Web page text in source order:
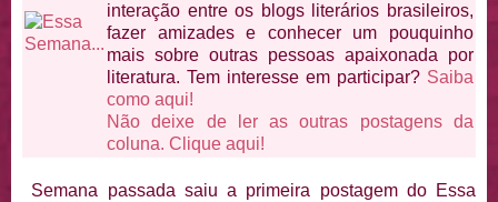
interação entre os blogs literários brasileiros,
fazer amizades e conhecer um pouquinho
mais sobre outras pessoas apaixonada por
literatura. Tem interesse em participar? Saiba
como aqui!
Não deixe de ler as outras postagens da
coluna. Clique aqui!
Semana passada saiu a primeira postagem do Essa